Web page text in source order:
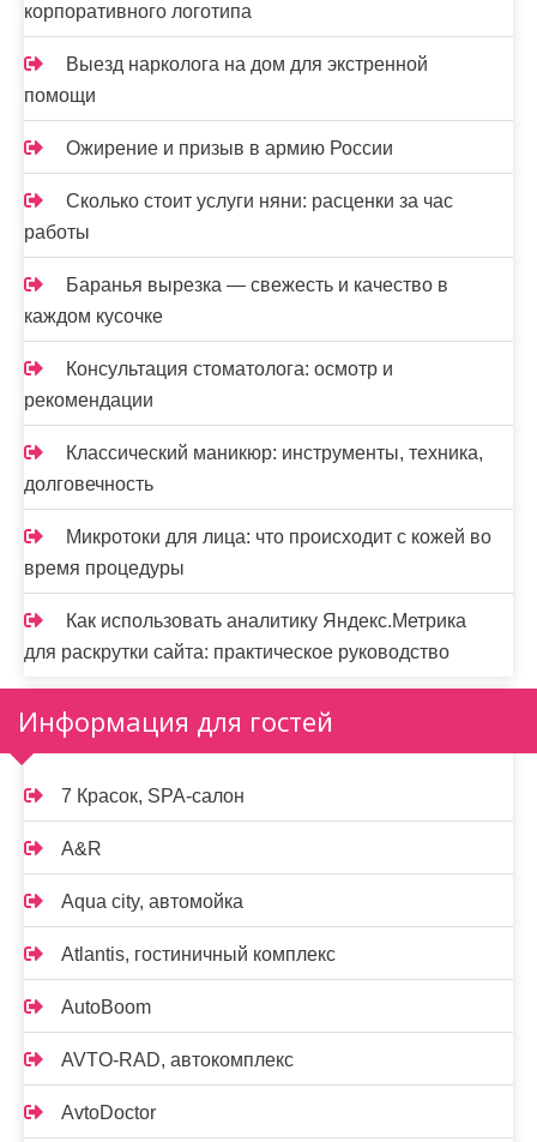
корпоративного логотипа
Выезд нарколога на дом для экстренной
помощи
Ожирение и призыв в армию России
Сколько стоит услуги няни: расценки за час
работы
Баранья вырезка — свежесть и качество в
каждом кусочке
Консультация стоматолога: осмотр и
рекомендации
Классический маникюр: инструменты, техника,
долговечность
Микротоки для лица: что происходит с кожей во
время процедуры
Как использовать аналитику Яндекс.Метрика
для раскрутки сайта: практическое руководство
Информация для гостей
7 Красок, SPA-салон
A&R
Aqua city, автомойка
Atlantis, гостиничный комплекс
AutoBoom
AVTO-RAD, автокомплекс
AvtoDoctor